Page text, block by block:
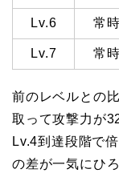
Lv.6 常
Lv.7 常
前のレベルとの
取って攻撃力が
Lv.4到達段階で
の差が一気にひ